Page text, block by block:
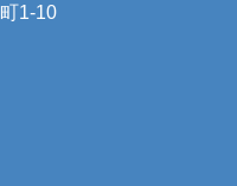
1-10